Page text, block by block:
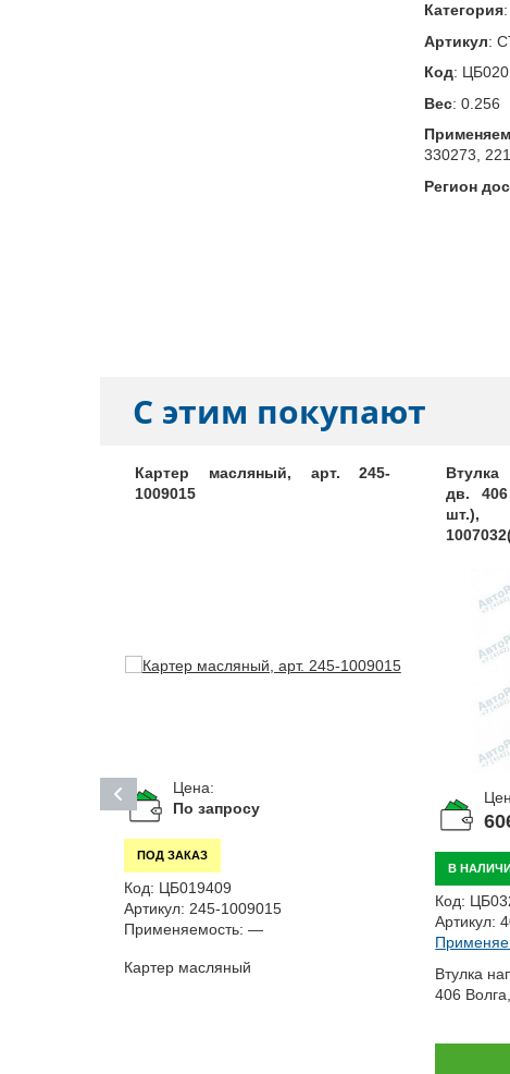
Категория:
Артикул:
Код:
Вес: 0.256
330273,
Регион
С этим покупают
Картер масляный, арт. 245-
1009015
Цена:
По запросу
ПОД ЗАКАЗ
Код: ЦБ019409
Артикул: 245-1009015
Применяемость: —
Картер масляный
Втулка
дв.
В
Код:
Артикул:
Втулка
406